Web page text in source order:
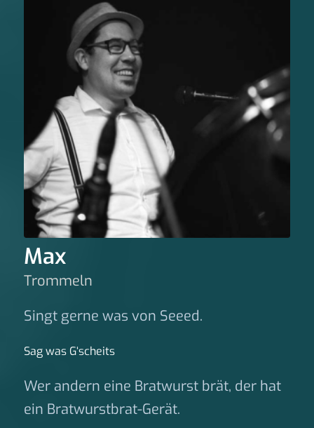
Max
Trommeln
Singt gerne was von Seeed.
Sag was G‘scheits
Wer andern eine Bratwurst brät, der hat
ein Bratwurstbrat-Gerät.